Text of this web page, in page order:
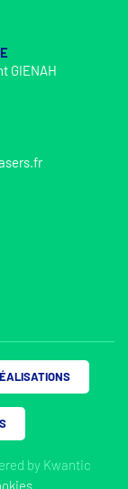
GIENAH
by Kwantic